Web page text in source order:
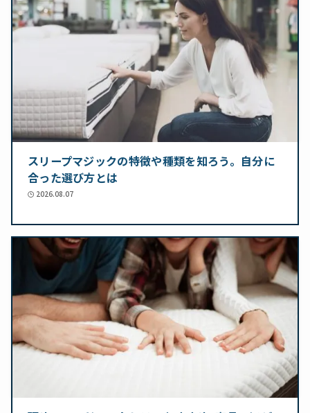
スリープマジックの特徴や種類を知ろう。自分に
合った選び方とは
2026.08.07